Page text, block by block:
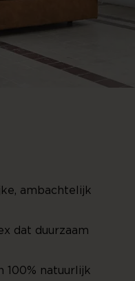
ambachtelijk
dat duurzaam
100% natuurlijk